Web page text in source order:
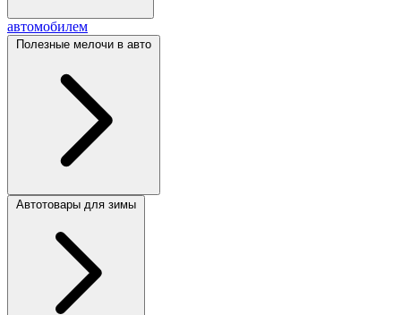
автомобилем
Полезные мелочи в авто
Автотовары для зимы